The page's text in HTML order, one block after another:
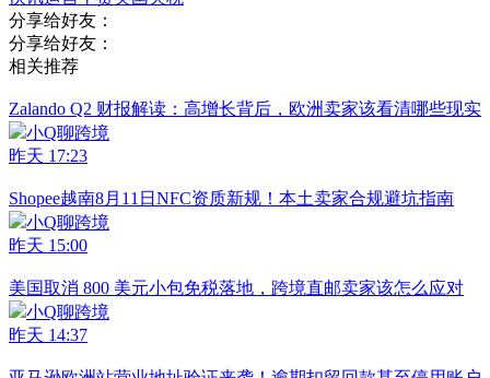
分享给好友：
分享给好友：
相关推荐